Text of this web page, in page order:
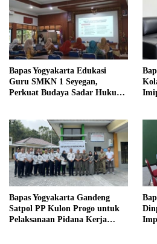
Bapas Yogyakarta Edukasi
Guru SMKN 1 Seyegan,
Perkuat Budaya Sadar Hukum
Bapas Yogyakarta Gandeng
Satpol PP Kulon Progo untuk
Pelaksanaan Pidana Kerja